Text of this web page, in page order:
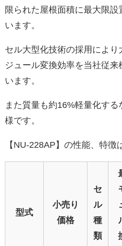
限られた屋根面積に最大限
います。
セル大型化技術の採用により
ジュール変換効率を当社従来
います。
また質量も約16%軽量化す
様です。
【NU-228AP】の性能、特徴
型式
小売り
価格
セ
ル
種
類